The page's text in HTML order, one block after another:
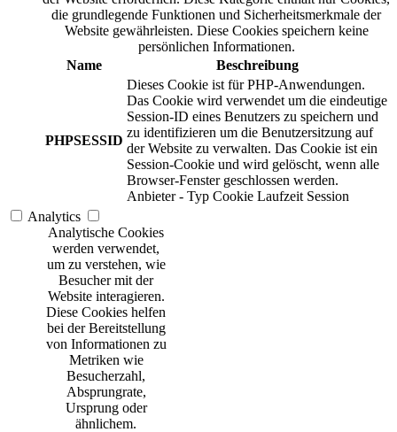
die grundlegende Funktionen und Sicherheitsmerkmale der
Website gewährleisten. Diese Cookies speichern keine
persönlichen Informationen.
Name
Beschreibung
PHPSESSID
Dieses Cookie ist für PHP-Anwendungen.
Das Cookie wird verwendet um die eindeutige
Session-ID eines Benutzers zu speichern und
zu identifizieren um die Benutzersitzung auf
der Website zu verwalten. Das Cookie ist ein
Session-Cookie und wird gelöscht, wenn alle
Browser-Fenster geschlossen werden.
Anbieter - Typ Cookie Laufzeit Session
Analytics
Analytische Cookies
werden verwendet,
um zu verstehen, wie
Besucher mit der
Website interagieren.
Diese Cookies helfen
bei der Bereitstellung
von Informationen zu
Metriken wie
Besucherzahl,
Absprungrate,
Ursprung oder
ähnlichem.